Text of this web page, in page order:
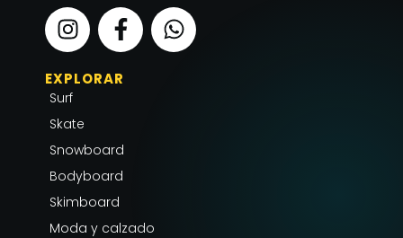
I
n
s
t
a
g
r
a
m
F
a
c
e
o
k
f
W
h
a
EXPLORAR
Surf
Skate
Snowboard
Bodyboard
Skimboard
Moda y calzado